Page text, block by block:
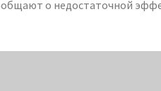
о недостаточной